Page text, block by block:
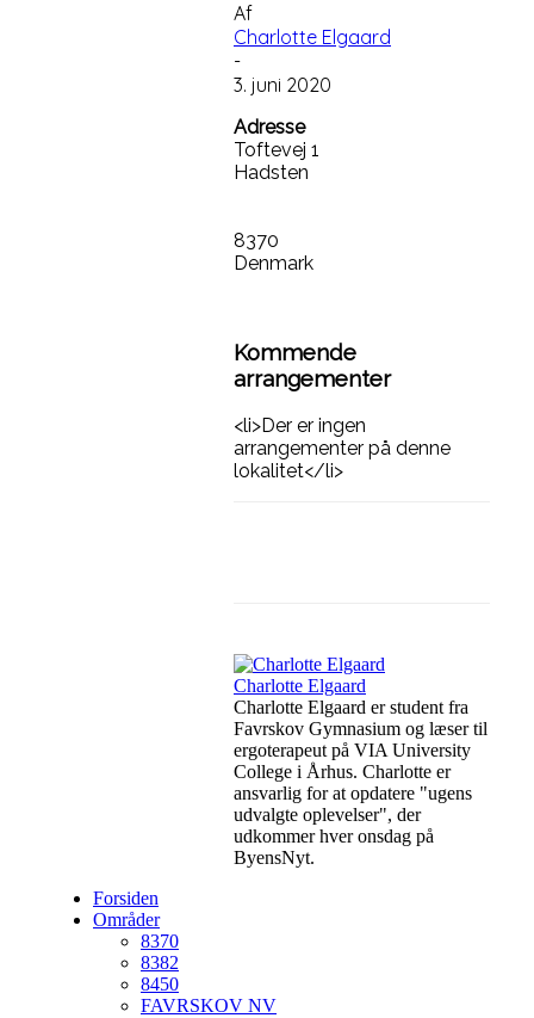
Af
Charlotte Elgaard
-
3. juni 2020
Adresse
Toftevej 1
Hadsten
8370
Denmark
Kommende
arrangementer
<li>Der er ingen
arrangementer på denne
lokalitet</li>
Charlotte Elgaard
Charlotte Elgaard er student fra
Favrskov Gymnasium og læser til
ergoterapeut på VIA University
College i Århus. Charlotte er
ansvarlig for at opdatere "ugens
udvalgte oplevelser", der
udkommer hver onsdag på
ByensNyt.
Forsiden
Områder
8370
8382
8450
FAVRSKOV NV